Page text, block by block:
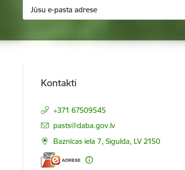
Kontakti
+371 67509545
E-pasts:
pasts@daba.gov.lv
Baznīcas iela 7, Sigulda, LV 2150